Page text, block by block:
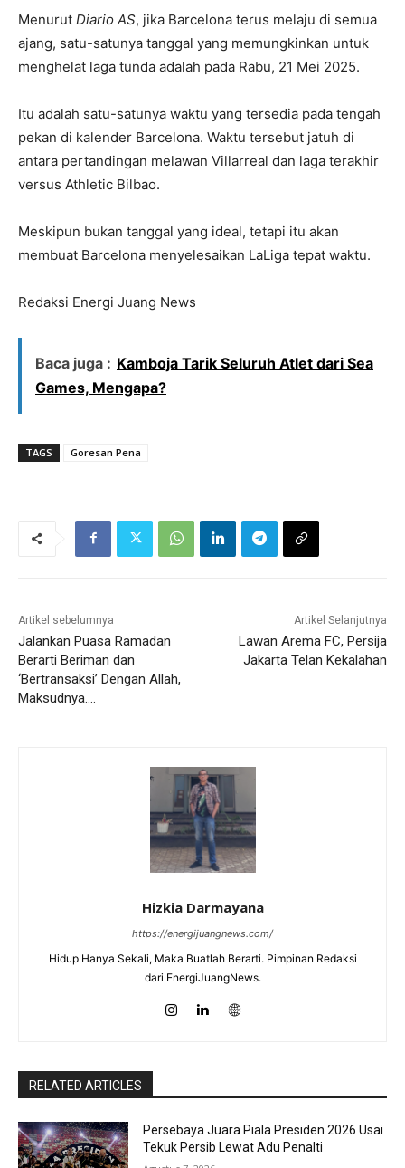
Menurut Diario AS, jika Barcelona terus melaju di semua
ajang, satu-satunya tanggal yang memungkinkan untuk
menghelat laga tunda adalah pada Rabu, 21 Mei 2025.
Itu adalah satu-satunya waktu yang tersedia pada tengah
pekan di kalender Barcelona. Waktu tersebut jatuh di
antara pertandingan melawan Villarreal dan laga terakhir
versus Athletic Bilbao.
Meskipun bukan tanggal yang ideal, tetapi itu akan
membuat Barcelona menyelesaikan LaLiga tepat waktu.
Redaksi Energi Juang News
Baca juga : Kamboja Tarik Seluruh Atlet dari Sea
Games, Mengapa?
TAGS Goresan Pena
Artikel sebelumnya
Jalankan Puasa Ramadan
Berarti Beriman dan
‘Bertransaksi’ Dengan Allah,
Maksudnya….
Artikel Selanjutnya
Lawan Arema FC, Persija
Jakarta Telan Kekalahan
Hizkia Darmayana
https://energijuangnews.com/
Hidup Hanya Sekali, Maka Buatlah Berarti. Pimpinan Redaksi
dari EnergiJuangNews.
RELATED ARTICLES
Persebaya Juara Piala Presiden 2026 Usai
Tekuk Persib Lewat Adu Penalti